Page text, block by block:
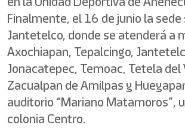
Finalmente, el 16 de junio la sede
Jantetelco, donde se atenderá a
Axochiapan, Tepalcingo,
Jonacatepec, Temoac, Tetela del
Zacualpan de Amilpas y
auditorio “Mariano Matamoros”,
colonia Centro.